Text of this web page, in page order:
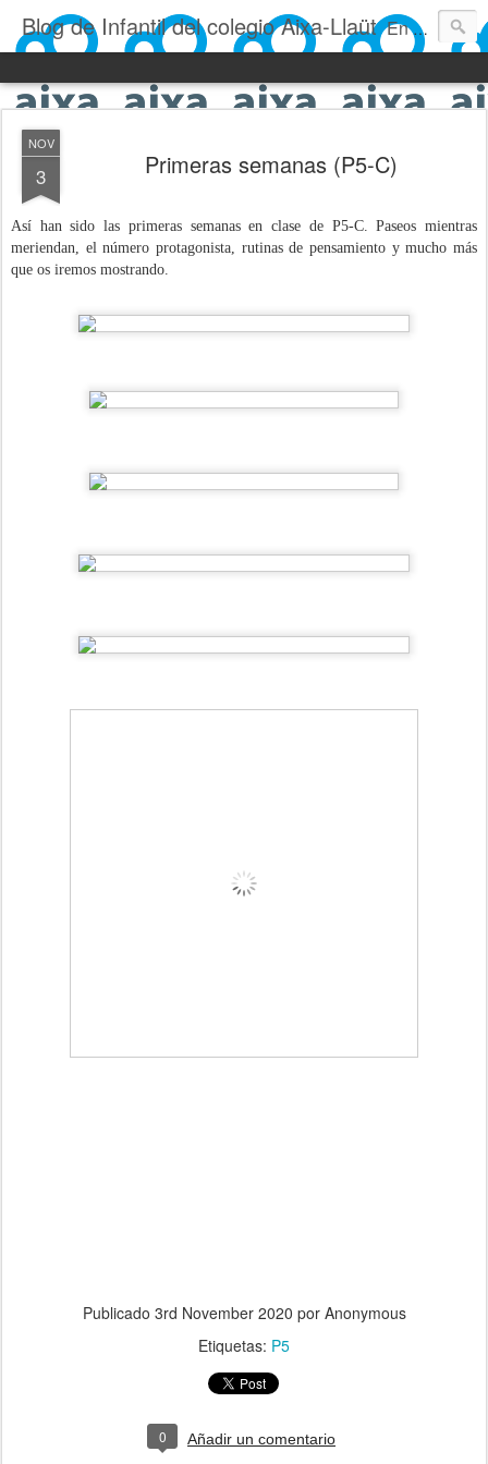
Blog de Infantil del colegio Aixa-Llaüt En nuestro blog verás las actividades del día a día de Infantil, de los alumnos de 0 a 6 años: los talleres, los experimentos, las rutinas, las clases, los patios, etc. ¡Todo aquello que los más pequeños no saben contar!
NOV
3 Primeras semanas (P5-C)
Así han sido las primeras semanas en clase de P5-C. Paseos mientras
meriendan, el número protagonista, rutinas de pensamiento y mucho más
que os iremos mostrando.
Publicado 3rd November 2020 por Anonymous
Etiquetas: P5
0 Añadir un comentario